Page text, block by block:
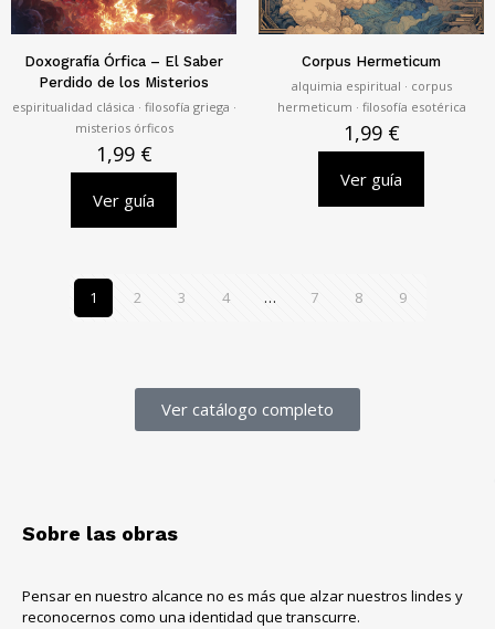
Doxografía Órfica – El Saber
Perdido de los Misterios
espiritualidad clásica · filosofía griega ·
misterios órficos
1,99 €
Ver guía
Corpus Hermeticum
alquimia espiritual · corpus
hermeticum · filosofía esotérica
1,99 €
Ver guía
1 2 3 4 … 7 8 9
Ver catálogo completo
Sobre las obras
Pensar en nuestro alcance no es más que alzar nuestros lindes y
reconocernos como una identidad que transcurre.